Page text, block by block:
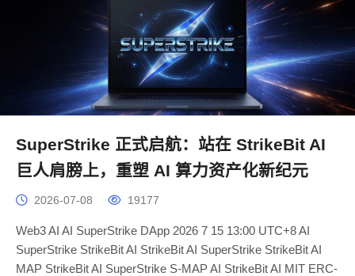
SuperStrike 正式启航：站在 StrikeBit AI
巨人肩膀上，重塑 AI 算力资产化新纪元
2026-07-08 19177
Web3 AI AI SuperStrike DApp 2026 7 15 13:00 UTC+8 AI
SuperStrike StrikeBit AI StrikeBit AI SuperStrike StrikeBit AI
MAP StrikeBit AI SuperStrike S-MAP AI StrikeBit AI MIT ERC-